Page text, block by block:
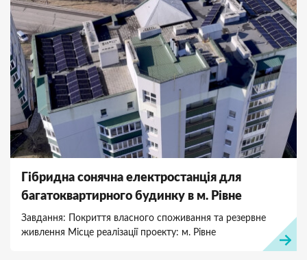
Гібридна сонячна електростанція для
багатоквартирного будинку в м. Рівне
Завдання: Покриття власного споживання та резервне
живлення Місце реалізації проекту: м. Рівне